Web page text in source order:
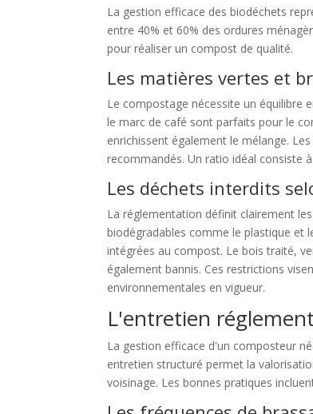
La gestion efficace des biodéchets
entre 40% et 60% des ordures
pour réaliser un compost de qualité.
Les matières vertes et
Le compostage nécessite un équilibre
le marc de café sont parfaits pour le
enrichissent également le mélange.
recommandés. Un ratio idéal consiste
Les déchets interdits
La réglementation définit clairement
biodégradables comme le plastique et
intégrées au compost. Le bois traité,
également bannis. Ces restrictions
environnementales en vigueur.
L'entretien
La gestion efficace d'un composteur
entretien structuré permet la
voisinage. Les bonnes pratiques